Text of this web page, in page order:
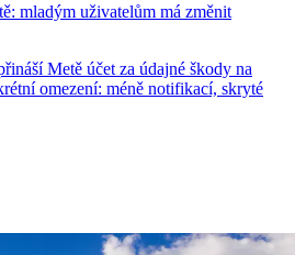
mladým uživatelům má změnit
Metě účet za údajné škody na
omezení: méně notifikací, skryté